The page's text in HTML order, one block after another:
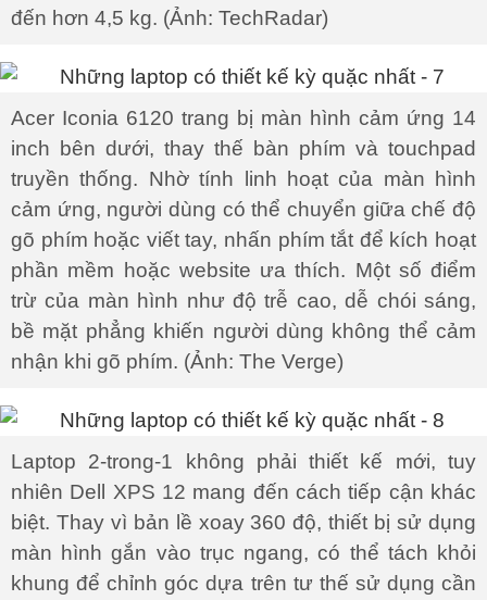
đến hơn 4,5 kg. (Ảnh: TechRadar)
Acer Iconia 6120 trang bị màn hình cảm ứng 14
inch bên dưới, thay thế bàn phím và touchpad
truyền thống. Nhờ tính linh hoạt của màn hình
cảm ứng, người dùng có thể chuyển giữa chế độ
gõ phím hoặc viết tay, nhấn phím tắt để kích hoạt
phần mềm hoặc website ưa thích. Một số điểm
trừ của màn hình như độ trễ cao, dễ chói sáng,
bề mặt phẳng khiến người dùng không thể cảm
nhận khi gõ phím. (Ảnh: The Verge)
Laptop 2-trong-1 không phải thiết kế mới, tuy
nhiên Dell XPS 12 mang đến cách tiếp cận khác
biệt. Thay vì bản lề xoay 360 độ, thiết bị sử dụng
màn hình gắn vào trục ngang, có thể tách khỏi
khung để chỉnh góc dựa trên tư thế sử dụng cần